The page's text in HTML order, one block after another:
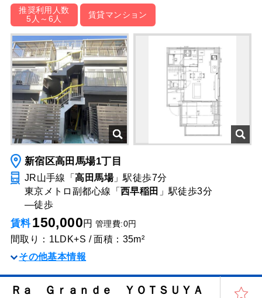
推奨利用人数
5人～6人
賃貸マンション
新宿区高田馬場1丁目
JR山手線「高田馬場」駅徒歩7分
東京メトロ副都心線「 西早稲田 」駅徒歩3分
―徒歩
賃料150,000円 管理費:0円
間取り：1LDK+S / 面積：35m²
その他基本情報
Ｒａ Ｇｒａｎｄｅ ＹＯＴＳＵＹＡ